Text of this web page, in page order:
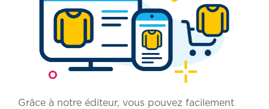
Grâce à notre éditeur, vous pouvez facilement